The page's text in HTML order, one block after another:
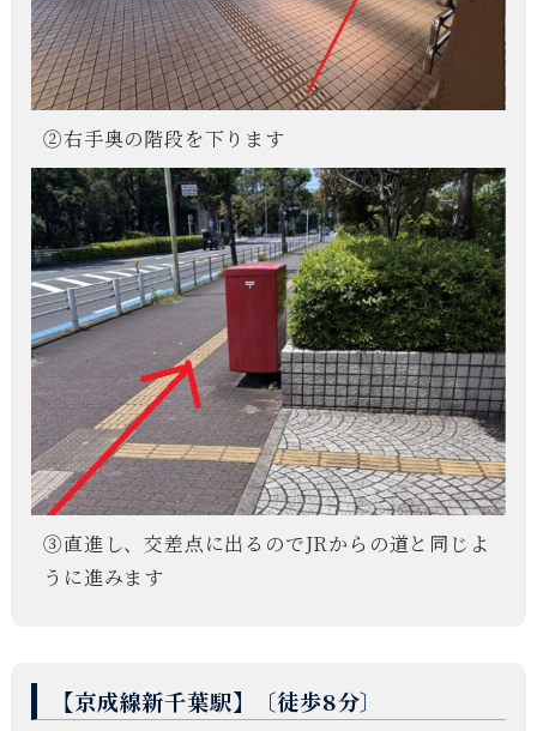
②右手奥の階段を下ります
③直進し、交差点に出るのでJRからの道と同じよ
うに進みます
【京成線新千葉駅】〔徒歩8分〕